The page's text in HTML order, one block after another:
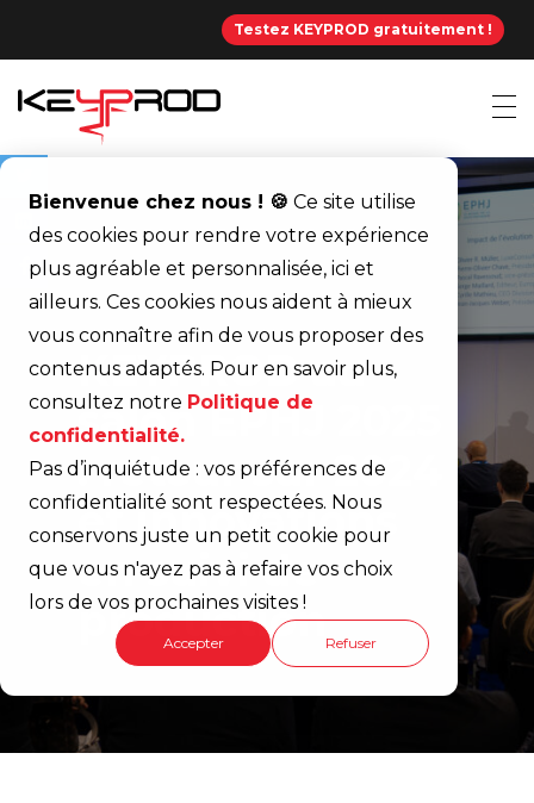
Bienvenue chez nous ! 🍪 Ce site utilise
des cookies pour rendre votre expérience
plus agréable et personnalisée, ici et
ailleurs. Ces cookies nous aident à mieux
vous connaître afin de vous proposer des
contenus adaptés. Pour en savoir plus,
consultez notre Politique de
confidentialité.
Pas d’inquiétude : vos préférences de
confidentialité sont respectées. Nous
conservons juste un petit cookie pour
que vous n'ayez pas à refaire vos choix
lors de vos prochaines visites !
Accepter Refuser
Testez KEYPROD gratuitement !
KEYPROD au
salon EPHJ 2025
: retour sur 2024
et innovations
en suivi de
production